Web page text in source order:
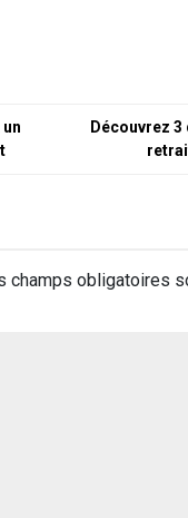
Découvrez
champs obligatoires